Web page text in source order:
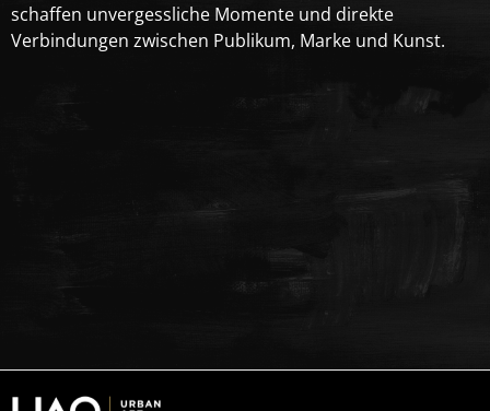
schaffen unvergessliche Momente und direkte
Verbindungen zwischen Publikum, Marke und Kunst.